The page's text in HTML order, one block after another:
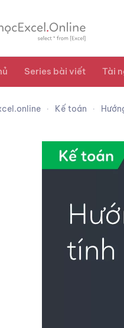
Series bài viết Tài
Kế toán